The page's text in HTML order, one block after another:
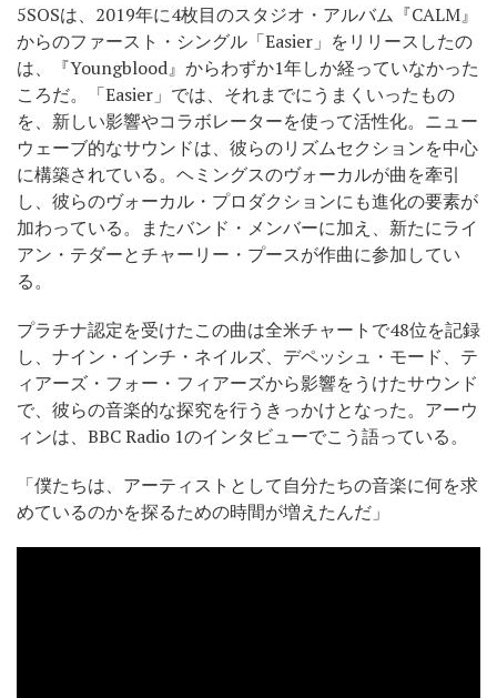
5SOSは、2019年に4枚目のスタジオ・アルバム『CALM』
からのファースト・シングル「Easier」をリリースしたの
は、『Youngblood』からわずか1年しか経っていなかった
ころだ。「Easier」では、それまでにうまくいったもの
を、新しい影響やコラボレーターを使って活性化。ニュー
ウェーブ的なサウンドは、彼らのリズムセクションを中心
に構築されている。ヘミングスのヴォーカルが曲を牽引
し、彼らのヴォーカル・プロダクションにも進化の要素が
加わっている。またバンド・メンバーに加え、新たにライ
アン・テダーとチャーリー・プースが作曲に参加してい
る。
プラチナ認定を受けたこの曲は全米チャートで48位を記録
し、ナイン・インチ・ネイルズ、デペッシュ・モード、テ
ィアーズ・フォー・フィアーズから影響をうけたサウンド
で、彼らの音楽的な探究を行うきっかけとなった。アーウ
ィンは、BBC Radio 1のインタビューでこう語っている。
「僕たちは、アーティストとして自分たちの音楽に何を求
めているのかを探るための時間が増えたんだ」